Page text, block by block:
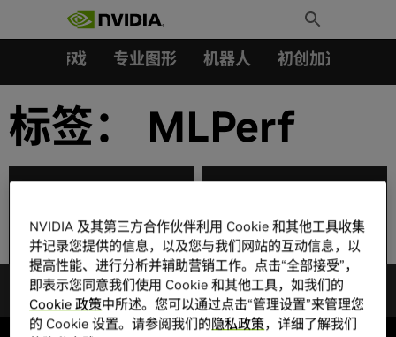
Toggle
Search
游戏 专业图形 机器人 初创加速会员成
标签： MLPerf
MLPerf 中展示领先的
AI 性能和通用性
力阿里云打破MLPerf
推理性能测试纪录
NVIDIA 及其第三方合作伙伴利用 Cookie 和其他工具收集
并记录您提供的信息，以及您与我们网站的互动信息，以
提高性能、进行分析并辅助营销工作。点击“全部接受”，
即表示您同意我们使用 Cookie 和其他工具，如我们的
Cookie 政策中所述。您可以通过点击“管理设置”来管理您
的 Cookie 设置。请参阅我们的隐私政策，详细了解我们